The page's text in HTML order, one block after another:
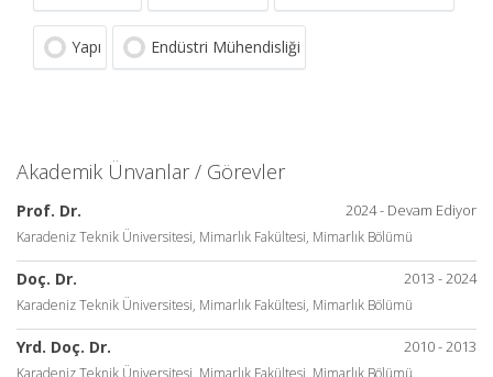
Yapı Endüstri Mühendisliği
Akademik Ünvanlar / Görevler
2024 - Devam Ediyor
Prof. Dr.
Karadeniz Teknik Üniversitesi, Mimarlık Fakültesi, Mimarlık Bölümü
2013 - 2024
Doç. Dr.
Karadeniz Teknik Üniversitesi, Mimarlık Fakültesi, Mimarlık Bölümü
2010 - 2013
Yrd. Doç. Dr.
Karadeniz Teknik Üniversitesi, Mimarlık Fakültesi, Mimarlık Bölümü